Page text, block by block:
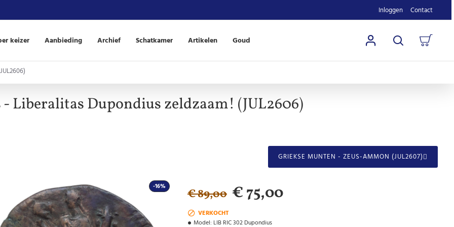
Inloggen Contact
keizer Aanbieding Archief Schatkamer Artikelen Goud
Liberalitas Dupondius zeldzaam! (JUL2606)
GRIEKSE MUNTEN - ZEUS-AMMON (JUL2607)
-16%
VERKOCHT
Model: LIB RIC 302 Dupondius
€ 75,00
€ 89,00